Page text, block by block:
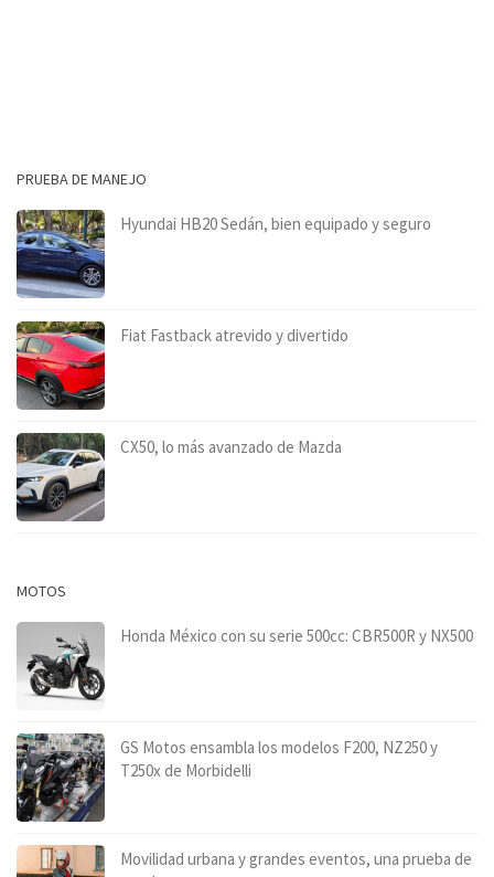
PRUEBA DE MANEJO
Hyundai HB20 Sedán, bien equipado y seguro
Fiat Fastback atrevido y divertido
CX50, lo más avanzado de Mazda
MOTOS
Honda México con su serie 500cc: CBR500R y NX500
GS Motos ensambla los modelos F200, NZ250 y
T250x de Morbidelli
Movilidad urbana y grandes eventos, una prueba de